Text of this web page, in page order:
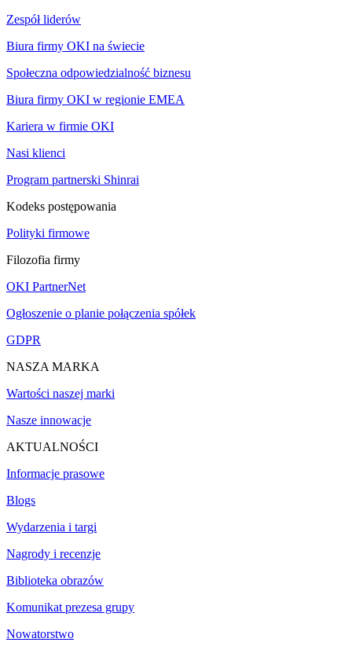
Zespół liderów
Biura firmy OKI na świecie
Społeczna odpowiedzialność biznesu
Biura firmy OKI w regionie EMEA
Kariera w firmie OKI
Nasi klienci
Program partnerski Shinrai
Kodeks postępowania
Polityki firmowe
Filozofia firmy
OKI PartnerNet
Ogłoszenie o planie połączenia spółek
GDPR
NASZA MARKA
Wartości naszej marki
Nasze innowacje
AKTUALNOŚCI
Informacje prasowe
Blogs
Wydarzenia i targi
Nagrody i recenzje
Biblioteka obrazów
Komunikat prezesa grupy
Nowatorstwo